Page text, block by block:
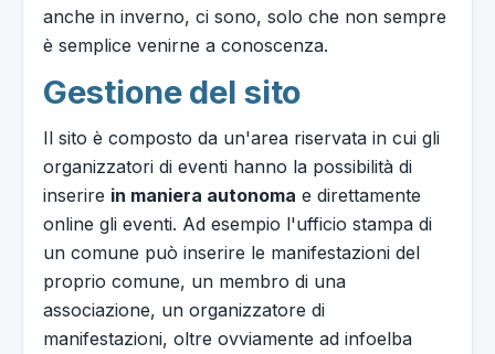
anche in inverno, ci sono, solo che non sempre
è semplice venirne a conoscenza.
Gestione del sito
Il sito è composto da un'area riservata in cui gli
organizzatori di eventi hanno la possibilità di
inserire in maniera autonoma e direttamente
online gli eventi. Ad esempio l'ufficio stampa di
un comune può inserire le manifestazioni del
proprio comune, un membro di una
associazione, un organizzatore di
manifestazioni, oltre ovviamente ad infoelba